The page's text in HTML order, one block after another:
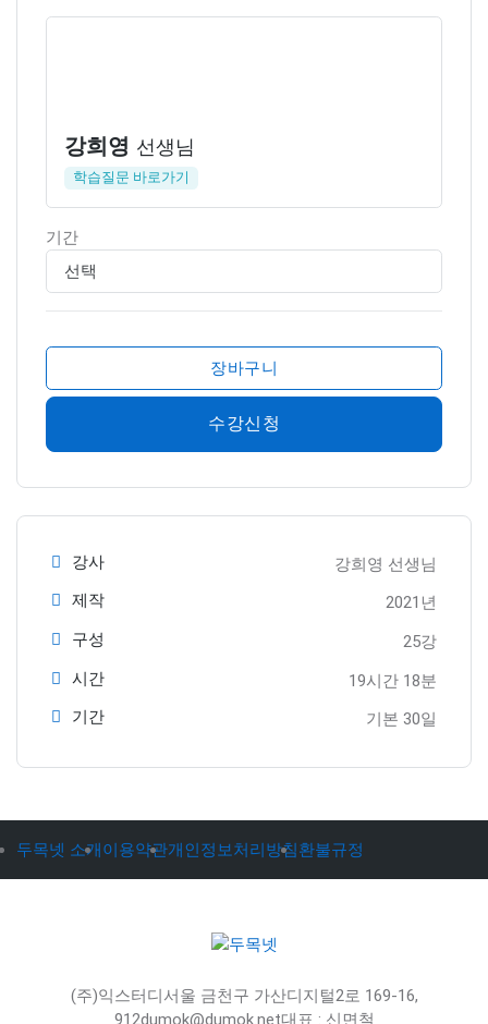
강희영 선생님
학습질문 바로가기
기간
장바구니
수강신청
강사 강희영 선생님
제작 2021년
구성 25강
시간 19시간 18분
기간 기본 30일
두목넷 소개이용약관개인정보처리방침환불규정
(주)익스터디서울 금천구 가산디지털2로 169-16,
912dumok@dumok.net대표 : 신면철